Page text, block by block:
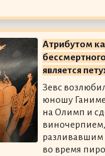
Атрибутом
является
Зевс
юношу
на Олимп и
виночерпием,
разливавшим
во время